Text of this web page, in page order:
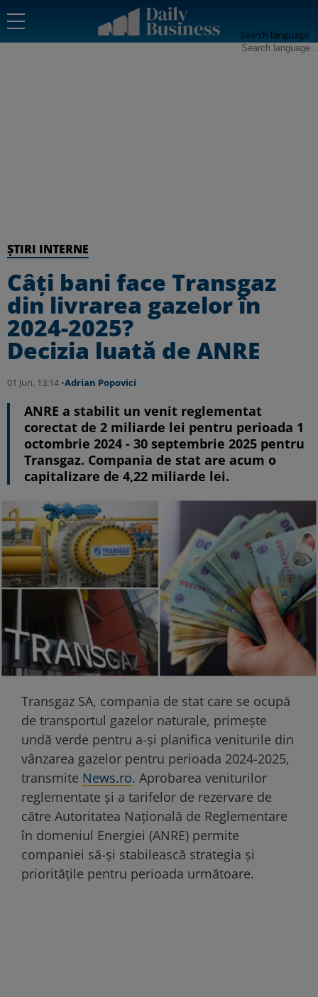
Search language
ȘTIRI INTERNE
Câți bani face Transgaz
din livrarea gazelor în
2024-2025?
Decizia luată de ANRE
01 Jun, 13:14 •Adrian Popovici
ANRE a stabilit un venit reglementat
corectat de 2 miliarde lei pentru perioada 1
octombrie 2024 - 30 septembrie 2025 pentru
Transgaz. Compania de stat are acum o
capitalizare de 4,22 miliarde lei.
Transgaz SA, compania de stat care se ocupă
de transportul gazelor naturale, primește
undă verde pentru a-și planifica veniturile din
vânzarea gazelor pentru perioada 2024-2025,
transmite News.ro. Aprobarea veniturilor
reglementate și a tarifelor de rezervare de
către Autoritatea Națională de Reglementare
în domeniul Energiei (ANRE) permite
companiei să-și stabilească strategia și
prioritățile pentru perioada următoare.